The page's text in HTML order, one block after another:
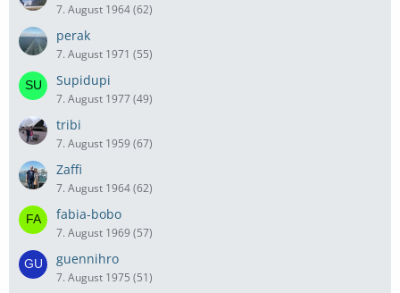
7. August 1964 (62)
perak
7. August 1971 (55)
Supidupi
7. August 1977 (49)
tribi
7. August 1959 (67)
Zaffi
7. August 1964 (62)
fabia-bobo
7. August 1969 (57)
guennihro
7. August 1975 (51)